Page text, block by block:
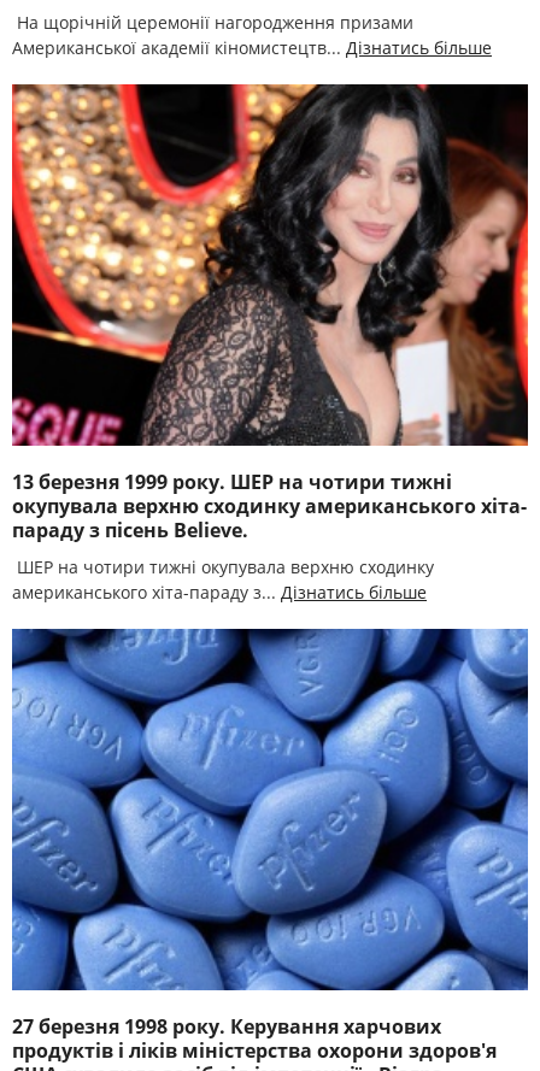
На щорічній церемонії нагородження призами
Американської академії кіномистецтв... Дізнатись більше
13 березня 1999 року. ШЕР на чотири тижні
окупувала верхню сходинку американського хіта-
параду з пісень Believe.
ШЕР на чотири тижні окупувала верхню сходинку
американського хіта-параду з... Дізнатись більше
27 березня 1998 року. Керування харчових
продуктів і ліків міністерства охорони здоров'я